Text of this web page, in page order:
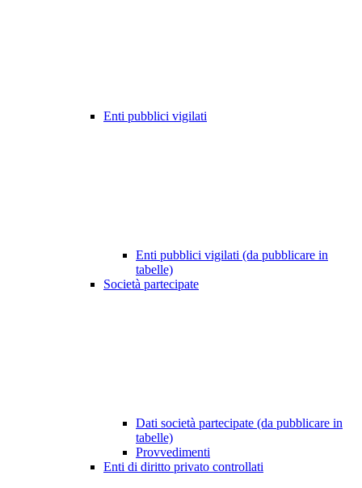
Enti pubblici vigilati
Enti pubblici vigilati (da pubblicare in
tabelle)
Società partecipate
Dati società partecipate (da pubblicare in
tabelle)
Provvedimenti
Enti di diritto privato controllati